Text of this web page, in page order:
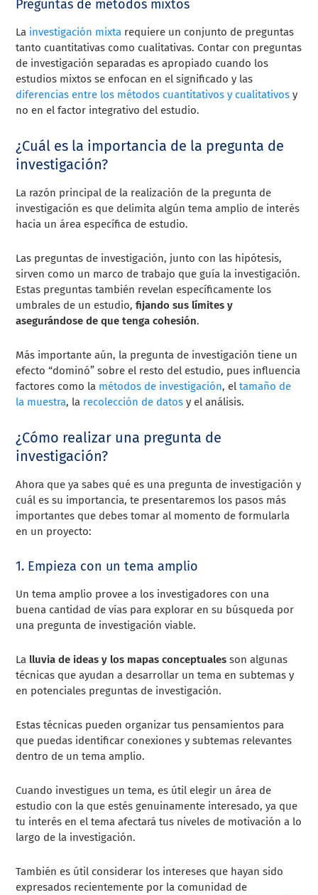
Preguntas de métodos mixtos
La investigación mixta requiere un conjunto de preguntas
tanto cuantitativas como cualitativas. Contar con preguntas
de investigación separadas es apropiado cuando los
estudios mixtos se enfocan en el significado y las
diferencias entre los métodos cuantitativos y cualitativos y
no en el factor integrativo del estudio.
¿Cuál es la importancia de la pregunta de
investigación?
La razón principal de la realización de la pregunta de
investigación es que delimita algún tema amplio de interés
hacia un área específica de estudio.
Las preguntas de investigación, junto con las hipótesis,
sirven como un marco de trabajo que guía la investigación.
Estas preguntas también revelan específicamente los
umbrales de un estudio,fijando sus límites y
asegurándose de que tenga cohesión.
Más importante aún, la pregunta de investigación tiene un
efecto “dominó” sobre el resto del estudio, pues influencia
factores como la métodos de investigación, eltamaño de
la muestra, la recolección de datos y el análisis.
¿Cómo realizar una pregunta de
investigación?
Ahora que ya sabes qué es una pregunta de investigación y
cuál es su importancia, te presentaremos los pasos más
importantes que debes tomar al momento de formularla
en un proyecto:
1. Empieza con un tema amplio
Un tema amplio provee a los investigadores con una
buena cantidad de vías para explorar en su búsqueda por
una pregunta de investigación viable.
La lluvia de ideas y los mapas conceptuales son algunas
técnicas que ayudan a desarrollar un tema en subtemas y
en potenciales preguntas de investigación.
Estas técnicas pueden organizar tus pensamientos para
que puedas identificar conexiones y subtemas relevantes
dentro de un tema amplio.
Cuando investigues un tema, es útil elegir un área de
estudio con la que estés genuinamente interesado, ya que
tu interés en el tema afectará tus niveles de motivación a lo
largo de la investigación.
También es útil considerar los intereses que hayan sido
expresados recientemente por la comunidad de